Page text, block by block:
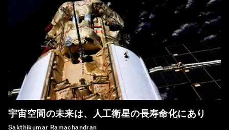
宇宙空間の未来は、人工衛星の長寿命化にあり
Sakthikumar Ramachandran